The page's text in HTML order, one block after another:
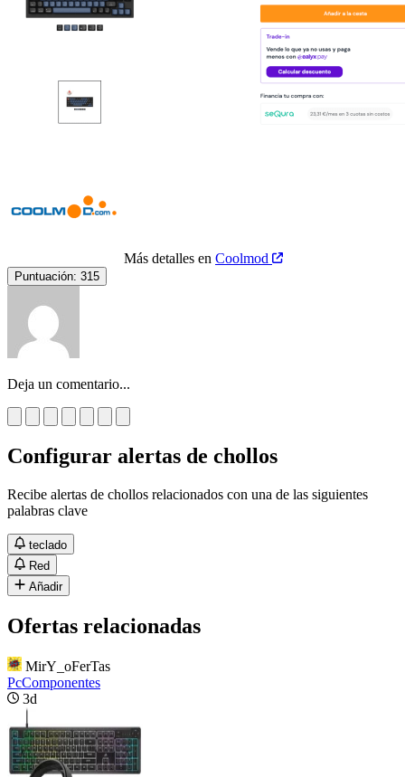
Más detalles en Coolmod
Puntuación: 315
Deja un comentario...
Configurar alertas de chollos
Recibe alertas de chollos relacionados con una de las siguientes
palabras clave
teclado
Red
Añadir
Ofertas relacionadas
MirY_oFerTas
PcComponentes
3d